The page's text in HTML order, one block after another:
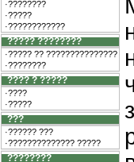
·????????
·?????
·????????????
????? ????????
·????? ?? ???????????????
·????????
???? ? ?????
·????
·?????
???
·?????? ???
·?????????????? ?????
????????